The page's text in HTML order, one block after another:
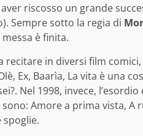
aver riscosso un grande
Sempre sotto la regia di
messa è finita.
recitare in diversi film
Ex, Baarìa, La vita è una
Nel 1998, invece,
sono: Amore a prima vista, A
spoglie.